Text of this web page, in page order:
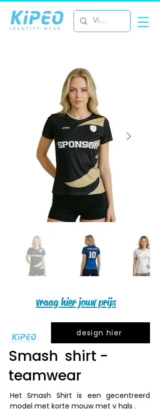
vraag hier jouw prijs
design hier
Smash shirt -
teamwear
Het Smash Shirt is een gecentreerd
model met korte mouw met v hals .